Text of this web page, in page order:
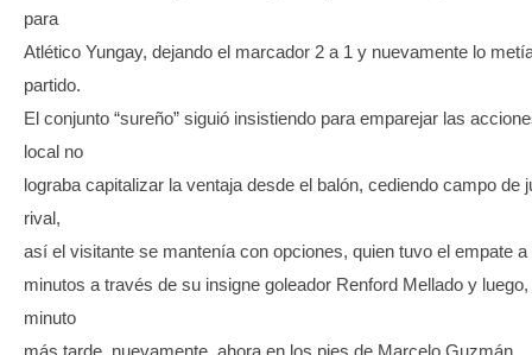
para
Atlético Yungay, dejando el marcador 2 a 1 y nuevamente lo
partido.
El conjunto “sureño” siguió insistiendo para emparejar las
local no
lograba capitalizar la ventaja desde el balón, cediendo campo de
rival,
así el visitante se mantenía con opciones, quien tuvo el empate a
minutos a través de su insigne goleador Renford Mellado y luego,
minuto
más tarde, nuevamente, ahora en los pies de Marcelo Guzmán.